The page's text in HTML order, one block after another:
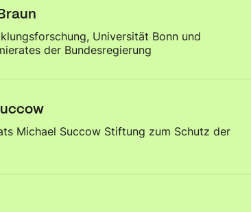
Universität Bonn und
der Bundesregierung
Michael Succow Stiftung zum Schutz der